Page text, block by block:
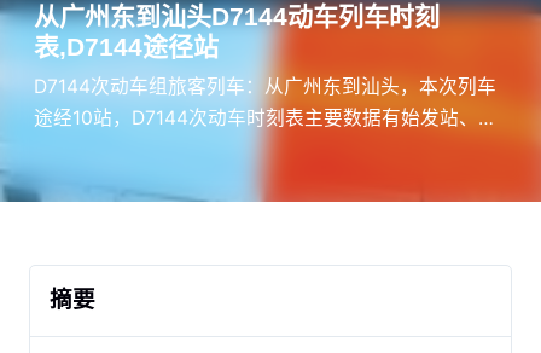
从广州东到汕头D7144动车列车时刻
表,D7144途径站
D7144次动车组旅客列车：从广州东到汕头，本次列车
途经10站，D7144次动车时刻表主要数据有始发站、途
摘要